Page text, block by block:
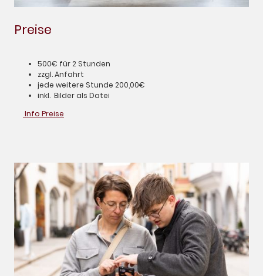
Preise
500€ für 2 Stunden
zzgl. Anfahrt
jede weitere Stunde 200,00€
inkl. Bilder als Datei
Info Preise